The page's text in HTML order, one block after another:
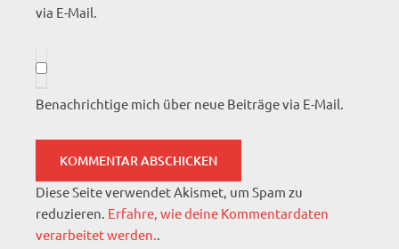
via E-Mail.
Benachrichtige mich über neue Beiträge via E-Mail.
Diese Seite verwendet Akismet, um Spam zu
reduzieren. Erfahre, wie deine Kommentardaten
verarbeitet werden..